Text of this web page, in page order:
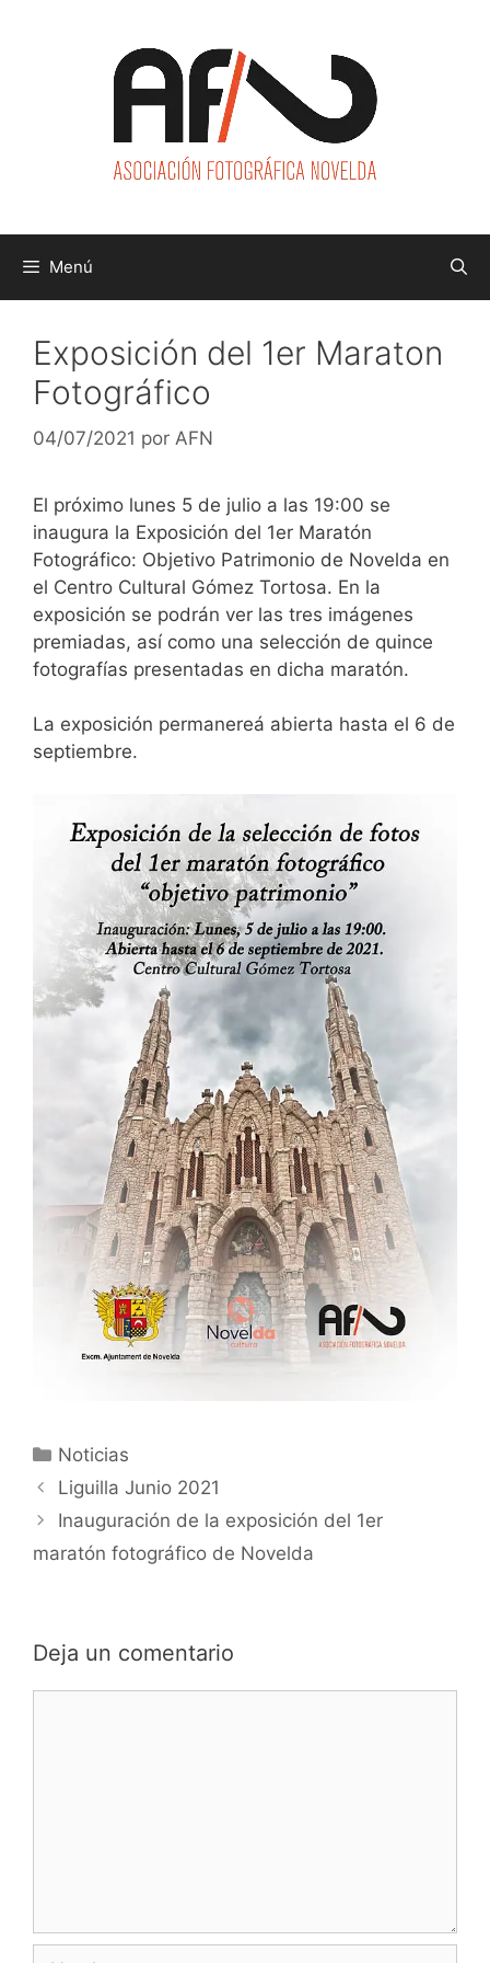
Menú
Exposición del 1er Maraton
Fotográfico
04/07/2021 por AFN
El próximo lunes 5 de julio a las 19:00 se
inaugura la Exposición del 1er Maratón
Fotográfico: Objetivo Patrimonio de Novelda en
el Centro Cultural Gómez Tortosa. En la
exposición se podrán ver las tres imágenes
premiadas, así como una selección de quince
fotografías presentadas en dicha maratón.
La exposición permanereá abierta hasta el 6 de
septiembre.
Categorías
Noticias
Liguilla Junio 2021
Inauguración de la exposición del 1er
maratón fotográfico de Novelda
Deja un comentario